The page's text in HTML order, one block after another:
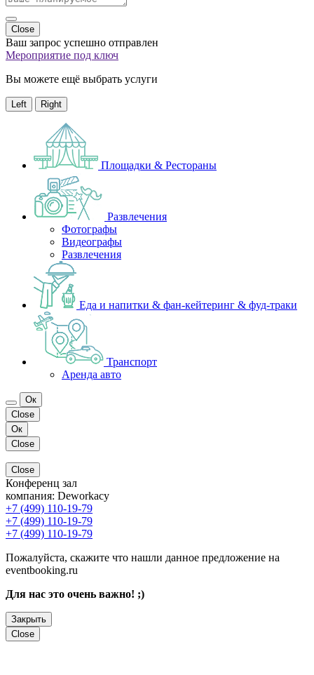
Close
Ваш запрос успешно отправлен
Мероприятие под ключ
Вы можете ещё выбрать услуги
Left Right
Площадки & Рестораны
Развлечения
Фотографы
Видеографы
Развлечения
Еда и напитки & фан-кейтеринг & фуд-траки
Транспорт
Аренда авто
Ок
Close
Ок
Close
Close
Конференц зал
компания: Deworkacy
+7 (499) 110-19-79
+7 (499) 110-19-79
+7 (499) 110-19-79
Пожалуйста, скажите что нашли данное предложение на
eventbooking.ru
Для нас это очень важно! ;)
Закрыть
Close